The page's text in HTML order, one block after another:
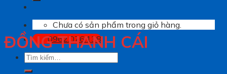
Chưa có sản phẩm trong giỏ hàng.
0962.076.138
Tìm
ĐỒNG THANH CÁI